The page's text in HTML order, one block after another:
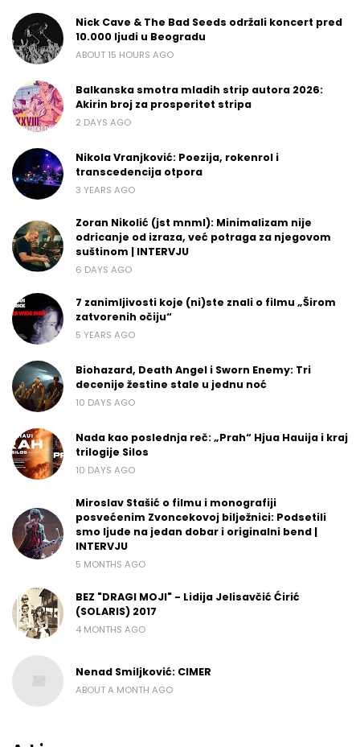
Nick Cave & The Bad Seeds održali koncert pred
10.000 ljudi u Beogradu
ABOUT 15 HOURS AGO
Balkanska smotra mladih strip autora 2026:
Akirin broj za prosperitet stripa
2 DAYS AGO
Nikola Vranjković: Poezija, rokenrol i
transcedencija otpora
3 YEARS AGO
Zoran Nikolić (jst mnml): Minimalizam nije
odricanje od izraza, već potraga za njegovom
suštinom | INTERVJU
6 DAYS AGO
7 zanimljivosti koje (ni)ste znali o filmu „Širom
zatvorenih očiju“
5 YEARS AGO
Biohazard, Death Angel i Sworn Enemy: Tri
decenije žestine stale u jednu noć
10 DAYS AGO
Nada kao poslednja reč: „Prah“ Hjua Hauija i kraj
trilogije Silos
10 DAYS AGO
Miroslav Stašić o filmu i monografiji
posvećenim Zvoncekovoj bilježnici: Podsetili
smo ljude na jedan dobar i originalni bend |
INTERVJU
5 MONTHS AGO
BEZ "DRAGI MOJI" - Lidija Jelisavčić Ćirić
(SOLARIS) 2017
4 MONTHS AGO
Nenad Smiljković: CIMER
ABOUT A MONTH AGO